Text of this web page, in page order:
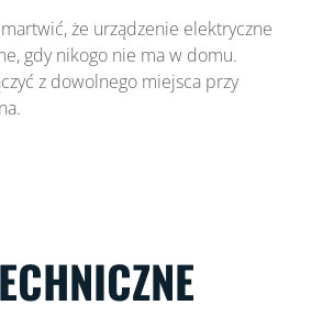
że urządzenie elektryczne
gdy nikogo nie ma w domu.
z dowolnego miejsca przy